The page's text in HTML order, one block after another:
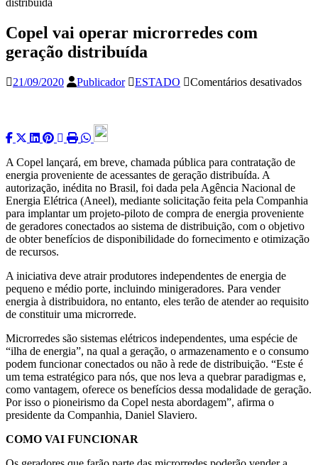
distribuída
Copel vai operar microrredes com
geração distribuída
21/09/2020 Publicador ESTADO Comentários desativadosem
A Copel lançará, em breve, chamada pública para contratação de
energia proveniente de acessantes de geração distribuída. A
autorização, inédita no Brasil, foi dada pela Agência Nacional de
Energia Elétrica (Aneel), mediante solicitação feita pela Companhia
para implantar um projeto-piloto de compra de energia proveniente
de geradores conectados ao sistema de distribuição, com o objetivo
de obter benefícios de disponibilidade do fornecimento e otimização
de recursos.
A iniciativa deve atrair produtores independentes de energia de
pequeno e médio porte, incluindo minigeradores. Para vender
energia à distribuidora, no entanto, eles terão de atender ao requisito
de constituir uma microrrede.
Microrredes são sistemas elétricos independentes, uma espécie de
“ilha de energia”, na qual a geração, o armazenamento e o consumo
podem funcionar conectados ou não à rede de distribuição. “Este é
um tema estratégico para nós, que nos leva a quebrar paradigmas e,
como vantagem, oferece os benefícios dessa modalidade de geração.
Por isso o pioneirismo da Copel nesta abordagem”, afirma o
presidente da Companhia, Daniel Slaviero.
COMO VAI FUNCIONAR